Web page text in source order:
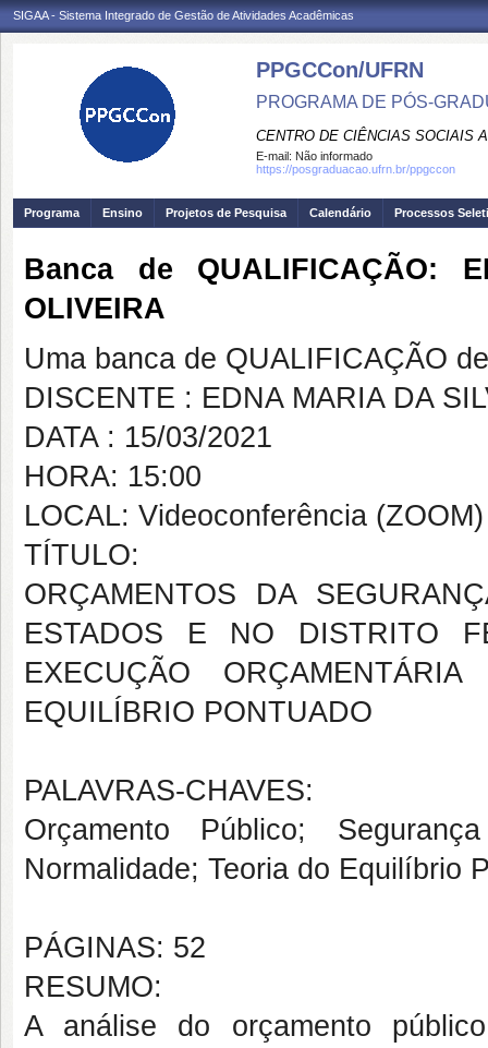
SIGAA - Sistema Integrado de Gestão de Atividades Acadêmicas
PPGCCon/UFRN
PROGRAMA DE PÓS-
CENTRO DE CIÊNCIAS SOCIAIS
E-mail: Não informado
https://posgraduacao.ufrn.br/ppgccon
Programa Ensino Projetos de Pesquisa Calendário Processos
Banca de QUALIFICAÇÃO:
OLIVEIRA
Uma banca de QUALIFICAÇÃO
DISCENTE : EDNA MARIA DA
DATA : 15/03/2021
HORA: 15:00
LOCAL: Videoconferência
TÍTULO:
ORÇAMENTOS DA
ESTADOS E NO DISTRITO
EXECUÇÃO
EQUILÍBRIO PONTUADO
PALAVRAS-CHAVES:
Orçamento Público;
Normalidade; Teoria do Equilíbrio
PÁGINAS: 52
RESUMO:
A análise do orçamento